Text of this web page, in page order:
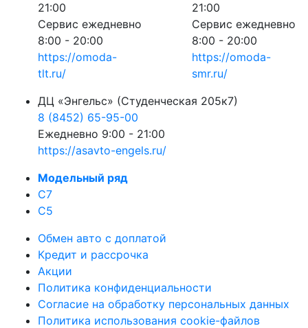
21:00
Сервис ежедневно
8:00 - 20:00
https://omoda-
tlt.ru/
21:00
Сервис ежедневно
8:00 - 20:00
https://omoda-
smr.ru/
ДЦ «Энгельс» (Студенческая 205к7)
8 (8452) 65-95-00
Ежедневно 9:00 - 21:00
https://asavto-engels.ru/
Модельный ряд
C7
C5
Обмен авто с доплатой
Кредит и рассрочка
Акции
Политика конфиденциальности
Согласие на обработку персональных данных
Политика использования cookie-файлов